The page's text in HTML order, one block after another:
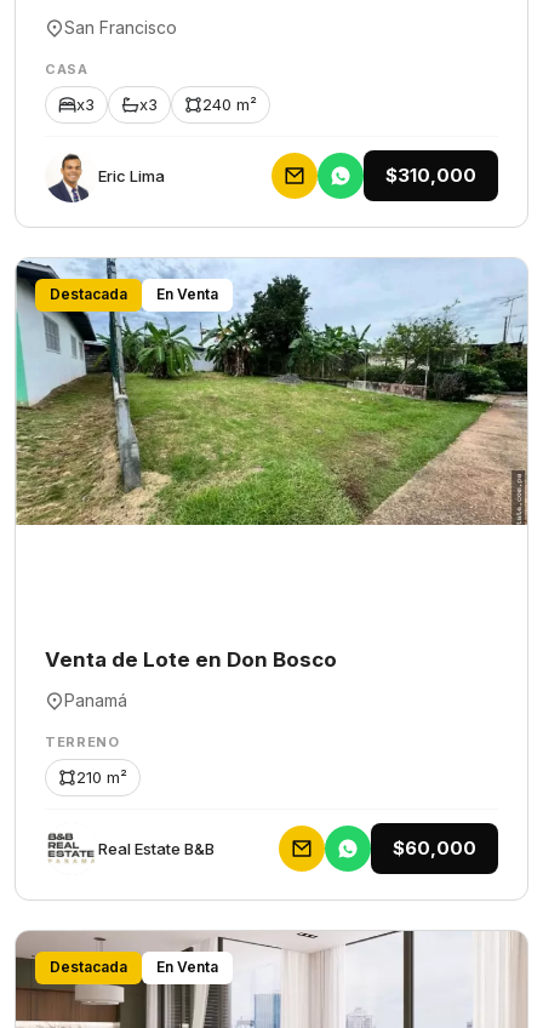
San Francisco
CASA
x3 x3 240 m²
Eric Lima $310,000
Destacada En Venta
Venta de Lote en Don Bosco
Panamá
TERRENO
210 m²
Rеаl Еstаtе В&В $60,000
Destacada En Venta